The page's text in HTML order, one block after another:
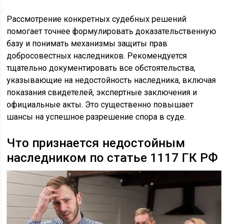
Рассмотрение конкретных судебных решений
помогает точнее формулировать доказательственную
базу и понимать механизмы защиты прав
добросовестных наследников. Рекомендуется
тщательно документировать все обстоятельства,
указывающие на недостойность наследника, включая
показания свидетелей, экспертные заключения и
официальные акты. Это существенно повышает
шансы на успешное разрешение спора в суде.
Что признается недостойным
наследником по статье 1117 ГК РФ